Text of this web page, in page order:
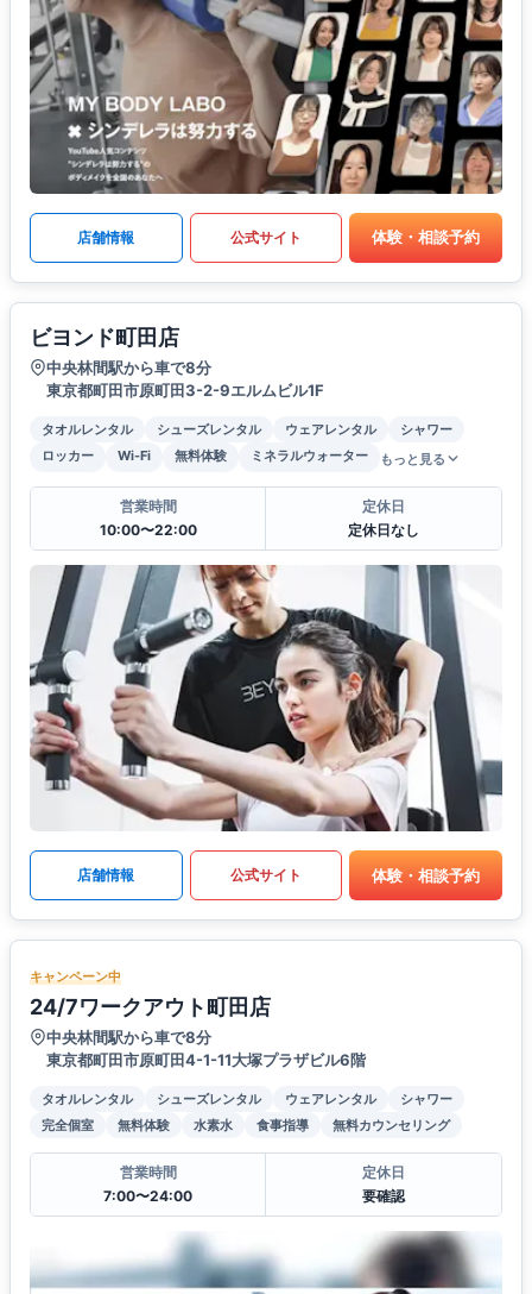
店舗情報 公式サイト 体験・相談予約
ビヨンド町田店
中央林間駅から車で8分
東京都町田市原町田3-2-9エルムビル1F
タオルレンタル シューズレンタル ウェアレンタル
シャワー
ロッカー
Wi-Fi 無料体験 ミネラルウォーター もっと見る
営業時間
10:00〜22:00
定休日
定休日なし
店舗情報 公式サイト 体験・相談予約
キャンペーン中
24/7ワークアウト町田店
中央林間駅から車で8分
東京都町田市原町田4-1-11大塚プラザビル6階
タオルレンタル シューズレンタル ウェアレンタル
シャワー
完全個室
無料体験 水素水 食事指導 無料カウンセリング
営業時間
7:00〜24:00
定休日
要確認